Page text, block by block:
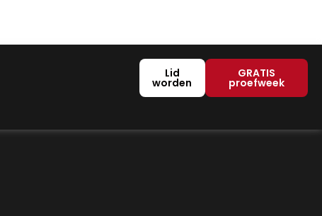
Lid
worden
GRATIS
proefweek